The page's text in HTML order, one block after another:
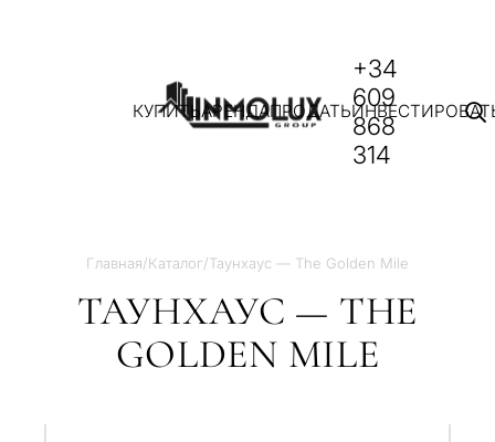
КУПИТЬАРЕНДАПРОДАТЬ
+34
609
868
314
Главная/Каталог/Таунхаус — The Golden Mile
ТАУНХАУС — THE
GOLDEN MILE